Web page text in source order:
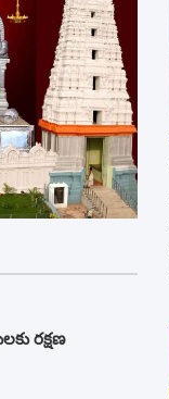
రక్షణ